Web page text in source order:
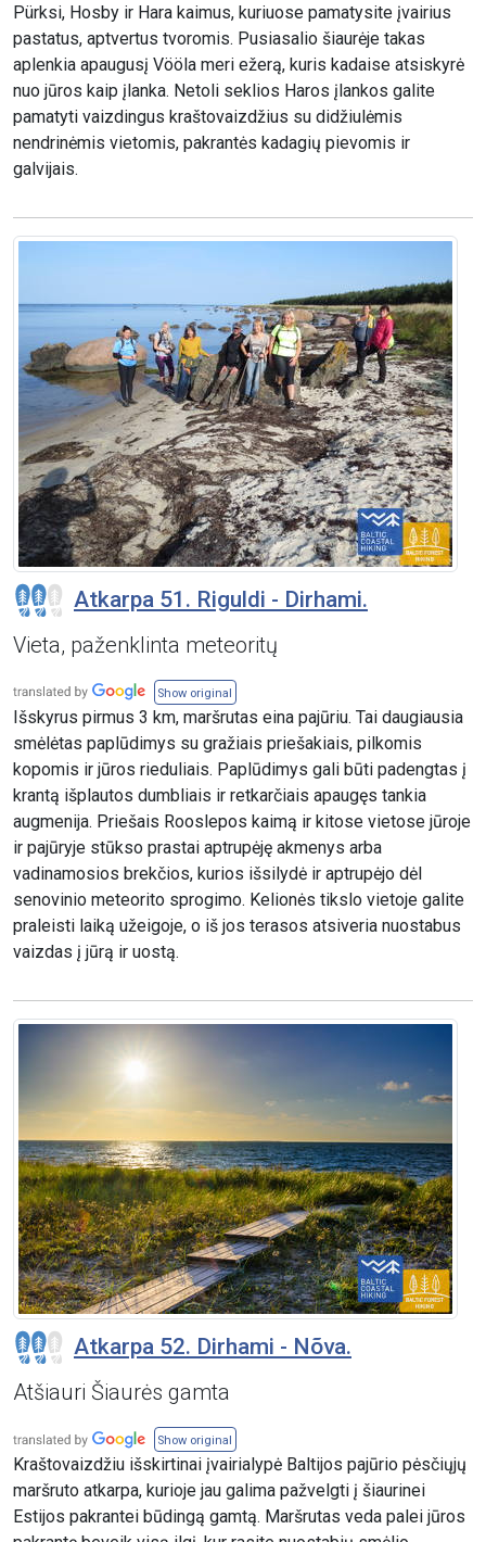
Pürksi, Hosby ir Hara kaimus, kuriuose pamatysite įvairius
pastatus, aptvertus tvoromis. Pusiasalio šiaurėje takas
aplenkia apaugusį Vööla meri ežerą, kuris kadaise atsiskyrė
nuo jūros kaip įlanka. Netoli seklios Haros įlankos galite
pamatyti vaizdingus kraštovaizdžius su didžiulėmis
nendrinėmis vietomis, pakrantės kadagių pievomis ir
galvijais.
Atkarpa 51. Riguldi - Dirhami.
Vieta, paženklinta meteoritų
Show original
Išskyrus pirmus 3 km, maršrutas eina pajūriu. Tai daugiausia
smėlėtas paplūdimys su gražiais priešakiais, pilkomis
kopomis ir jūros rieduliais. Paplūdimys gali būti padengtas į
krantą išplautos dumbliais ir retkarčiais apaugęs tankia
augmenija. Priešais Rooslepos kaimą ir kitose vietose jūroje
ir pajūryje stūkso prastai aptrupėję akmenys arba
vadinamosios brekčios, kurios išsilydė ir aptrupėjo dėl
senovinio meteorito sprogimo. Kelionės tikslo vietoje galite
praleisti laiką užeigoje, o iš jos terasos atsiveria nuostabus
vaizdas į jūrą ir uostą.
Atkarpa 52. Dirhami - Nõva.
Atšiauri Šiaurės gamta
Show original
Kraštovaizdžiu išskirtinai įvairialypė Baltijos pajūrio pėsčiųjų
maršruto atkarpa, kurioje jau galima pažvelgti į šiaurinei
Estijos pakrantei būdingą gamtą. Maršrutas veda palei jūros